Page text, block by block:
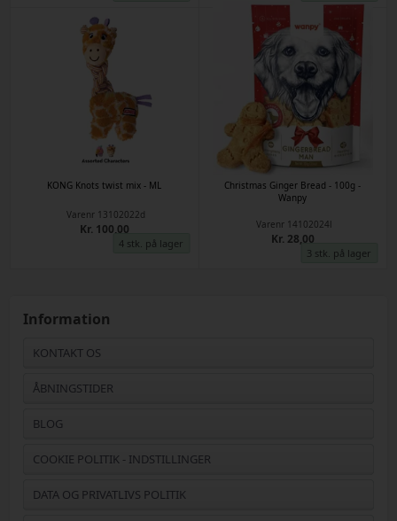
4 stk. på lager
KONG Knots twist mix - ML
Varenr 13102022d
Kr. 100,00
3 stk. på lager
Christmas Ginger Bread - 100g -
Wanpy
Varenr 14102024l
Kr. 28,00
Information
KONTAKT OS
ÅBNINGSTIDER
BLOG
COOKIE POLITIK - INDSTILLINGER
DATA OG PRIVATLIVS POLITIK